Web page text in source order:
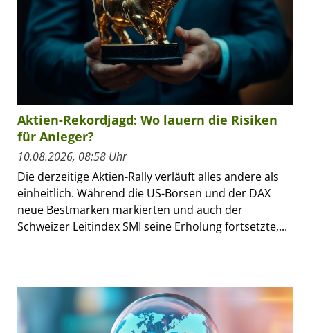
Aktien-Rekordjagd: Wo lauern die Risiken
für Anleger?
10.08.2026, 08:58 Uhr
Die derzeitige Aktien-Rally verläuft alles andere als
einheitlich. Während die US-Börsen und der DAX
neue Bestmarken markierten und auch der
Schweizer Leitindex SMI seine Erholung fortsetzte,...